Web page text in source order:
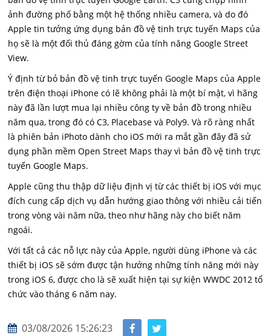
ảnh đường phố bằng một hệ thống nhiều camera, và do đó
Apple tin tưởng ứng dụng bản đồ vệ tinh trực tuyến Maps của
họ sẽ là một đối thủ đáng gờm của tính năng Google Street
View.
Ý định từ bỏ bản đồ vệ tinh trực tuyến Google Maps của Apple
trên điện thoại iPhone có lẽ không phải là một bí mật, vì hãng
này đã lần lượt mua lại nhiều công ty về bản đồ trong nhiều
năm qua, trong đó có C3, Placebase và Poly9. Và rõ ràng nhất
là phiên bản iPhoto dành cho iOS mới ra mắt gần đây đã sử
dụng phần mềm Open Street Maps thay vì bản đồ vệ tinh trực
tuyến Google Maps.
Apple cũng thu thập dữ liệu định vị từ các thiết bị iOS với mục
đích cung cấp dịch vụ dẫn hướng giao thông với nhiều cải tiến
trong vòng vài năm nữa, theo như hãng này cho biết năm
ngoái.
Với tất cả các nỗ lực này của Apple, người dùng iPhone và các
thiết bị iOS sẽ sớm được tận hưởng những tính năng mới này
trong iOS 6, được cho là sẽ xuất hiện tại sự kiện WWDC 2012 tổ
chức vào tháng 6 năm nay.
03/08/2026 15:26:23